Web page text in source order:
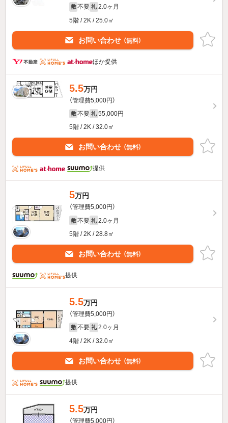
敷 不要 礼 2.0ヶ月
5階 / 2K / 25.0㎡
お問い合わせ （無料）
ほか提供
5.5万円
（管理費5,000円）
敷 不要 礼 55,000円
5階 / 2K / 32.0㎡
お問い合わせ （無料）
提供
5万円
（管理費5,000円）
敷 不要 礼 2.0ヶ月
5階 / 2K / 28.8㎡
お問い合わせ （無料）
提供
5.5万円
（管理費5,000円）
敷 不要 礼 2.0ヶ月
4階 / 2K / 32.0㎡
お問い合わせ （無料）
提供
5.5万円
（管理費5,000円）